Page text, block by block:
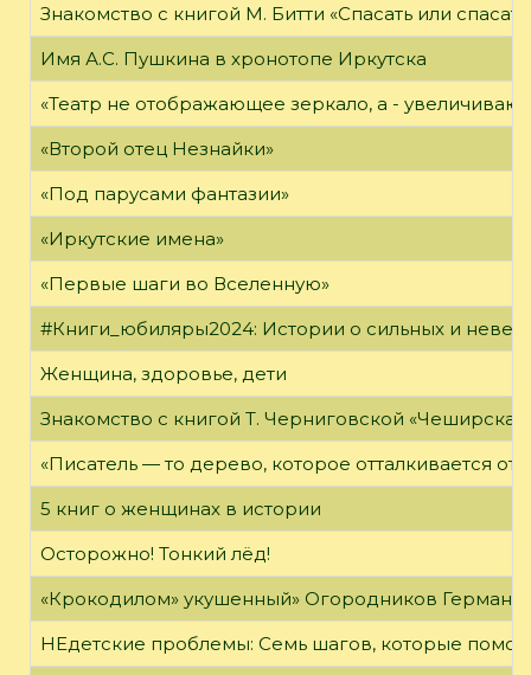
Знакомство с книгой М. Битти «Спасать или
Имя А.С. Пушкина в хронотопе Иркутска
«Театр не отображающее зеркало, а -
«Второй отец Незнайки»
«Под парусами фантазии»
«Иркутские имена»
«Первые шаги во Вселенную»
#Книги_юбиляры2024: Истории о сильных и
Женщина, здоровье, дети
Знакомство с книгой Т. Черниговской
«Писатель — то дерево, которое отталкивается от
5 книг о женщинах в истории
Осторожно! Тонкий лёд!
«Крокодилом» укушенный» Огородников Герман
НЕдетские проблемы: Семь шагов, которые